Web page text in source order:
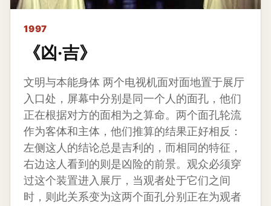
1997
《凶·吉》
文明与本能身体 两个电视机面对面地置于展厅
入口处，屏幕中分别是同一个人的面孔，他们
正在根据对方的面相为之算命。两个面孔轮流
作为客体和主体，他们推算的结果正好相反：
左侧这人的结论总是吉利的，而相同的特征，
右边这人看到的则是凶险的前景。观众必须穿
过这个装置进入展厅，当观者处于它们之间
时，则此关系变为这两个面孔分别正在为观者